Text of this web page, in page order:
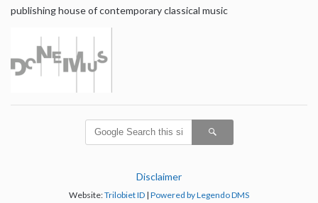
publishing house of contemporary classical music
Disclaimer
Website:Trilobiet ID | Powered by Legendo DMS